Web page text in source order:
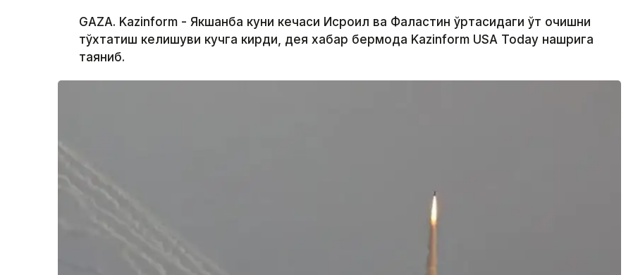
GAZA. Kazinform - Якшанба куни кечаси Исроил ва Фаластин ўртасидаги ўт очишни
тўхтатиш келишуви кучга кирди, дея хабар бермоқда Kazinform USA Today нашрига
таяниб.